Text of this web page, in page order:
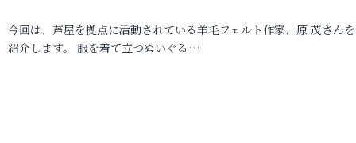
今回は、芦屋を拠点に活動されている羊毛フェルト作家、原 茂さん
紹介します。 服を着て立つぬいぐる…